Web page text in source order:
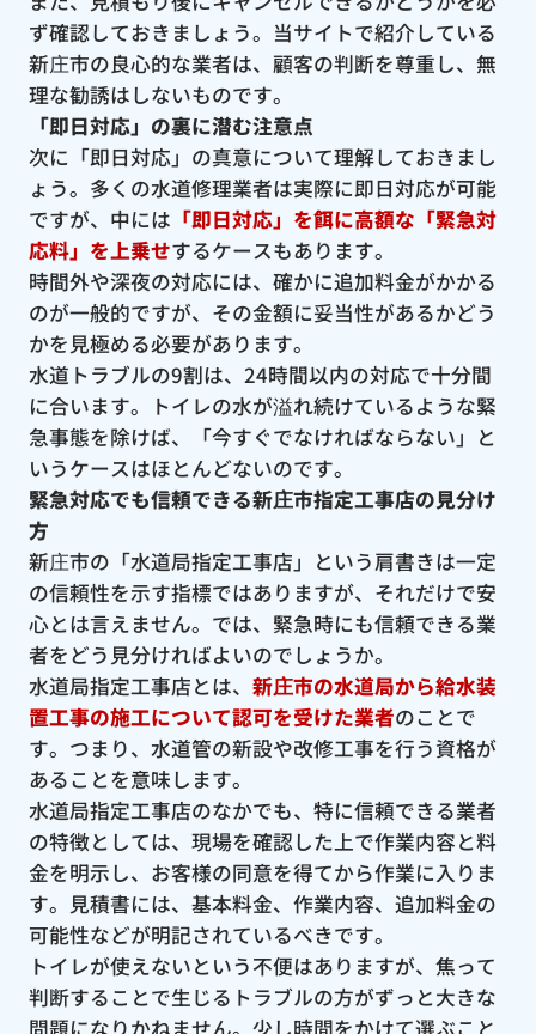
ず確認しておきましょう。当サイトで紹介している
新庄市の良心的な業者は、顧客の判断を尊重し、無
理な勧誘はしないものです。
「即日対応」の裏に潜む注意点
次に「即日対応」の真意について理解しておきまし
ょう。多くの水道修理業者は実際に即日対応が可能
ですが、中には 「即日対応」を餌に高額な「緊急対
応料」を上乗せするケースもあります。
時間外や深夜の対応には、確かに追加料金がかかる
のが一般的ですが、その金額に妥当性があるかどう
かを見極める必要があります。
水道トラブルの9割は、24時間以内の対応で十分間
に合います。トイレの水が溢れ続けているような緊
急事態を除けば、「今すぐでなければならない」と
いうケースはほとんどないのです。
緊急対応でも信頼できる新庄市指定工事店の見分け
方
新庄市の「水道局指定工事店」という肩書きは一定
の信頼性を示す指標ではありますが、それだけで安
心とは言えません。では、緊急時にも信頼できる業
者をどう見分ければよいのでしょうか。
水道局指定工事店とは、 新庄市の水道局から給水装
置工事の施工について認可を受けた業者のことで
す。つまり、水道管の新設や改修工事を行う資格が
あることを意味します。
水道局指定工事店のなかでも、特に信頼できる業者
の特徴としては、現場を確認した上で作業内容と料
金を明示し、お客様の同意を得てから作業に入りま
す。見積書には、基本料金、作業内容、追加料金の
可能性などが明記されているべきです。
トイレが使えないという不便はありますが、焦って
判断することで生じるトラブルの方がずっと大きな
問題になりかねません。少し時間をかけて選ぶこと